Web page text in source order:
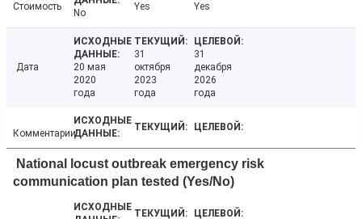
Стоимость
No
Yes Yes
Дата
20 мая
2020
года
31
октября
2023
года
31
декабря
2026
года
Комментарии
National locust outbreak emergency risk
communication plan tested (Yes/No)